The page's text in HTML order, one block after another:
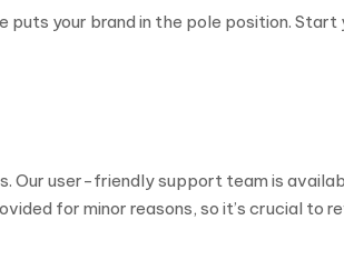
your brand in the pole position. Start
user-friendly support team is
for minor reasons, so it’s crucial to